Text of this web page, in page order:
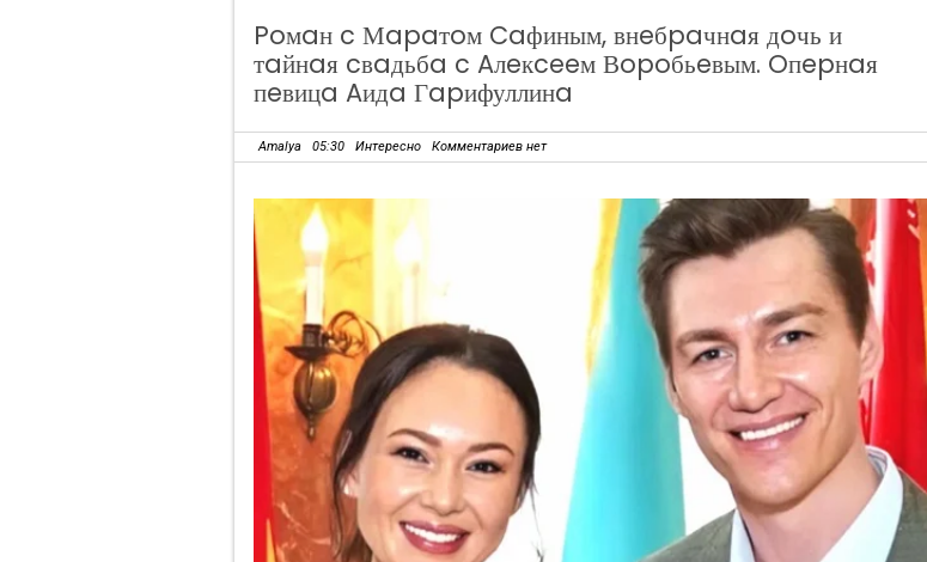
Poмaн c Мapaтoм Caфиным, внeбpaчнaя дoчь и
тaйнaя cвaдьбa c Aлeкceeм Вopoбьeвым. Oпepнaя
пeвицa Aидa Гapифуллинa
Amalya 05:30 Интересно Комментариев нет